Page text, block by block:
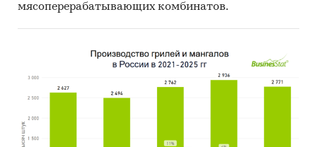
Материалы Index Mundi.
Research Group.
Объем и структура выборки
Процедура контент-анализа документов не
предполагает расчета объема выборочной
совокупности. Обработке и анализу подлежат
мясоперерабатывающих комбинатов.